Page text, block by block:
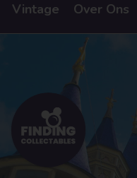
Vintage Over Ons